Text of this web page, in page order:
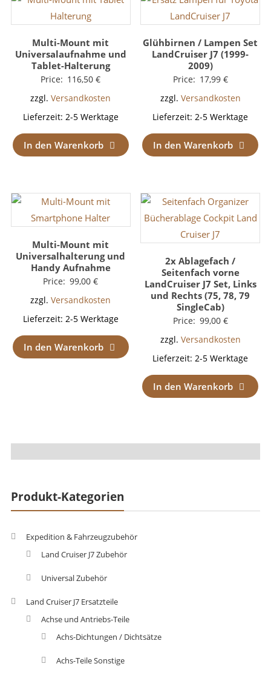
Multi-Mount mit
Universalaufnahme und
Tablet-Halterung
Price: 116,50€
zzgl.Versandkosten
Lieferzeit: 2-5 Werktage
In den Warenkorb
Glühbirnen / Lampen Set
LandCruiser J7 (1999-
2009)
Price: 17,99 €
zzgl. Versandkosten
Lieferzeit:2-5 Werktage
In den Warenkorb
Multi-Mount mit
Universalhalterung und
Handy Aufnahme
Price: 99,00€
zzgl.Versandkosten
Lieferzeit: 2-5 Werktage
In den Warenkorb
2x Ablagefach /
Seitenfach vorne
LandCruiser J7 Set, Links
und Rechts (75, 78, 79
SingleCab)
Price: 99,00 €
zzgl. Versandkosten
Lieferzeit:2-5 Werktage
In den Warenkorb
Produkt-Kategorien
Expedition & Fahrzeugzubehör
Land Cruiser J7 Zubehör
Universal Zubehör
Land Cruiser J7 Ersatzteile
Achse und Antriebs-Teile
Achs-Dichtungen / Dichtsätze
Achs-Teile Sonstige